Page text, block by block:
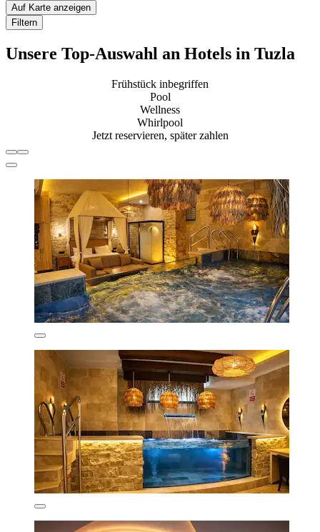
Auf Karte anzeigen
Filtern
Unsere Top-Auswahl an Hotels in Tuzla
Frühstück inbegriffen
Pool
Wellness
Whirlpool
Jetzt reservieren, später zahlen